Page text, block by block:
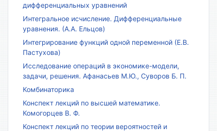
дифференциальных уравнений
Интегральное исчисление. Дифференциальные
уравнения. (А.А. Ельцов)
Интегрирование функций одной переменной (Е.В.
Пастухова)
Исследование операций в экономике-модели,
задачи, решения. Афанасьев М.Ю., Суворов Б. П.
Комбинаторика
Конспект лекций по высшей математике.
Комогорцев В. Ф.
Конспект лекций по теории вероятностей и